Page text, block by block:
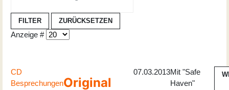
FILTER ZURÜCKSETZEN
Anzeige #
CD
BesprechungenOriginal
07.03.2013Mit "Safe
Haven"